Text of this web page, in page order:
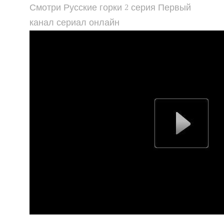
Смотри Русские горки 2 серия Первый
канал сериал онлайн